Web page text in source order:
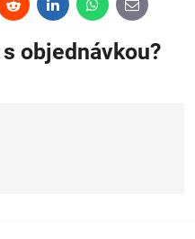
Reddit LinkedInWhatsApp
E-
mail
objednávkou?